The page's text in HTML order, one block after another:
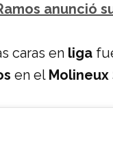
anunció
caras en liga
en el Molineux